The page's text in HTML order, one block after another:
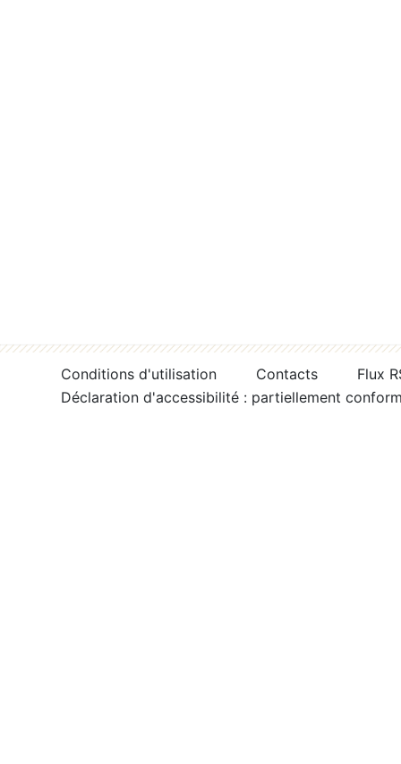
Conditions d'utilisation Contacts
Flux
Déclaration d'accessibilité : partiellement